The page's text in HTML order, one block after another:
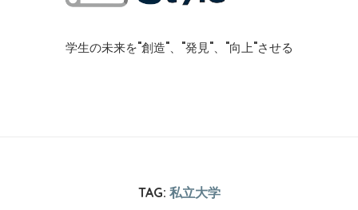
学生の未来を"創造"、"発見"、"向上"させる
TAG: 私立大学